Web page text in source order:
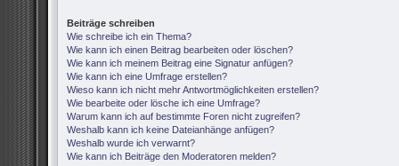
Beiträge schreiben
Wie schreibe ich ein Thema?
Wie kann ich einen Beitrag bearbeiten oder löschen?
Wie kann ich meinem Beitrag eine Signatur anfügen?
Wie kann ich eine Umfrage erstellen?
Wieso kann ich nicht mehr Antwortmöglichkeiten erstellen?
Wie bearbeite oder lösche ich eine Umfrage?
Warum kann ich auf bestimmte Foren nicht zugreifen?
Weshalb kann ich keine Dateianhänge anfügen?
Weshalb wurde ich verwarnt?
Wie kann ich Beiträge den Moderatoren melden?